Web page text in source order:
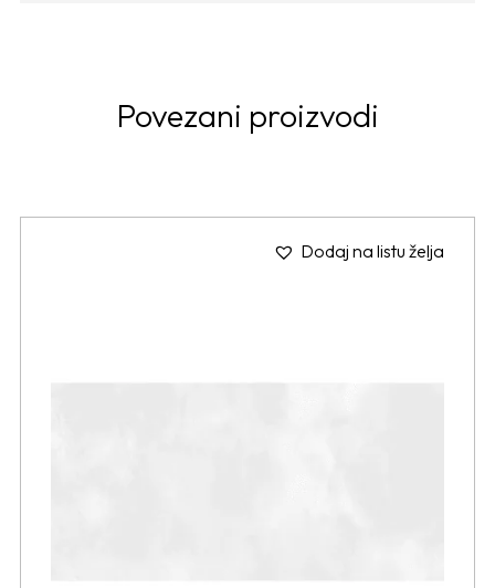
Povezani proizvodi
Dodaj na listu želja